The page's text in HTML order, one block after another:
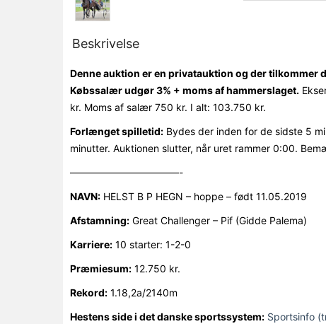
Beskrivelse
Denne auktion er en privatauktion og der tilkommer
Købssalær udgør 3% + moms af hammerslaget.
kr. Moms af salær 750 kr. I alt: 103.750 kr.
Forlænget spilletid:Bydes der inden for de sidste 5
minutter. Auktionen slutter, når uret rammer 0:00.
———————————-
NAVN:HELST B P HEGN – hoppe – født 11.05.2019
Afstamning:Great Challenger – Pif (Gidde Palema)
Karriere:10 starter: 1-2-0
Præmiesum:12.750 kr.
Rekord:1.18,2a/2140m
Hestens side i det danske sportssystem: Sportsinfo